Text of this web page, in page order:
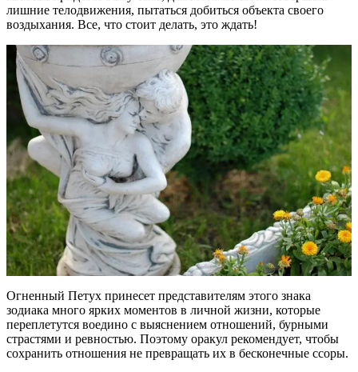
лишние телодвижения, пытаться добиться объекта своего
воздыхания. Все, что стоит делать, это ждать!
Огненный Петух принесет представителям этого знака
зодиака много ярких моментов в личной жизни, которые
переплетутся воедино с выяснением отношений, бурными
страстями и ревностью. Поэтому оракул рекомендует, чтобы
сохранить отношения не превращать их в бесконечные ссоры.